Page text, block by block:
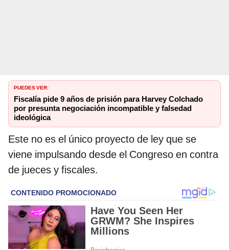
PUEDES VER:
Fiscalía pide 9 años de prisión para Harvey Colchado
por presunta negociación incompatible y falsedad
ideológica
Este no es el único proyecto de ley que se
viene impulsando desde el Congreso en contra
de jueces y fiscales.